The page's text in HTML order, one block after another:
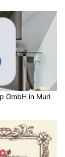
GmbH in Muri